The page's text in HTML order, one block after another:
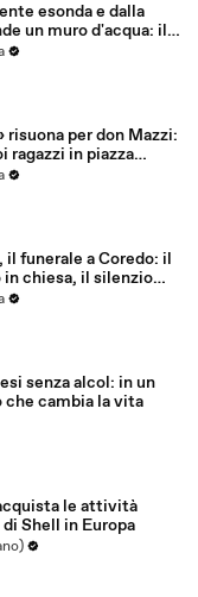
esonda e dalla
un muro d'acqua: il
risuona per don Mazzi:
ragazzi in piazza
funerale a Coredo: il
in chiesa, il silenzio
abbracci
senza alcol: in un
cambia la vita
le attività
Shell in Europa